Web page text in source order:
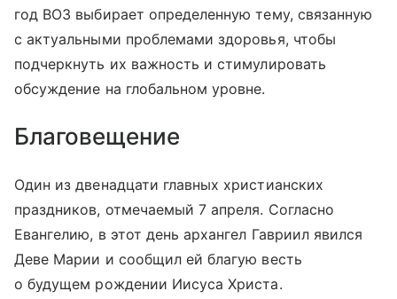
год ВОЗ выбирает определенную тему, связанную
с актуальными проблемами здоровья, чтобы
подчеркнуть их важность и стимулировать
обсуждение на глобальном уровне.
Благовещение
Один из двенадцати главных христианских
праздников, отмечаемый 7 апреля. Согласно
Евангелию, в этот день архангел Гавриил явился
Деве Марии и сообщил ей благую весть
о будущем рождении Иисуса Христа.